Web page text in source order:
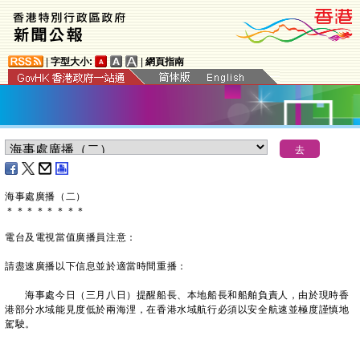
字型大小: 網頁指南
海事處廣播（二）
＊ ＊ ＊ ＊ ＊ ＊ ＊ ＊
電台及電視當值廣播員注意：
請盡速廣播以下信息並於適當時間重播：
海事處今日（三月八日）提醒船長、本地船長和船舶負責人，由於現時香
港部分水域能見度低於兩海浬，在香港水域航行必須以安全航速並極度謹慎地
駕駛。